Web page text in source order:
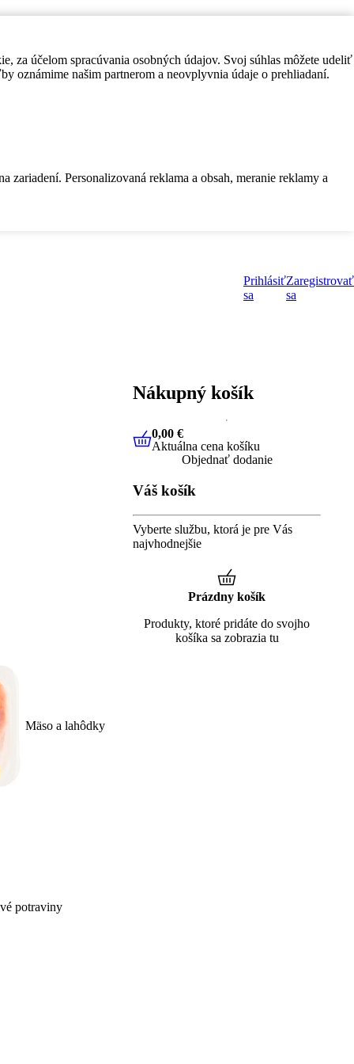
za účelom spracúvania osobných údajov. Svoj súhlas môžete udeliť
oznámime našim partnerom a neovplyvnia údaje o prehliadaní.
Personalizovaná reklama a obsah, meranie reklamy a
Prihlásiť
sa
Zaregistrovať
sa
Mäso a lahôdky
potraviny
Nákupný košík
0,00 €Aktuálna cena košíku
0,00 €
Aktuálna cena košíku
Objednať dodanie
Váš košík
Vyberte službu, ktorá je pre Vás
najvhodnejšie
Prázdny košík
Produkty, ktoré pridáte do svojho
košíka sa zobrazia tu